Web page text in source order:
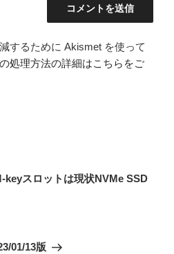
するために Akismet を使って
処理方法の詳細はこちらをご
keyスロットは現状NVMe SSD
01/13版